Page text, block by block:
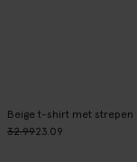
Beige t-shirt met strepen
32.9923.09